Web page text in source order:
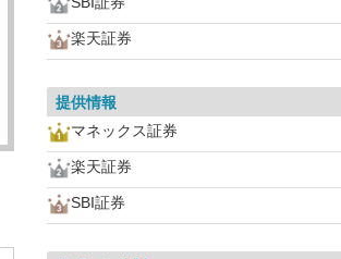
楽天証券
提供情報
マネックス証券
楽天証券
SBI証券